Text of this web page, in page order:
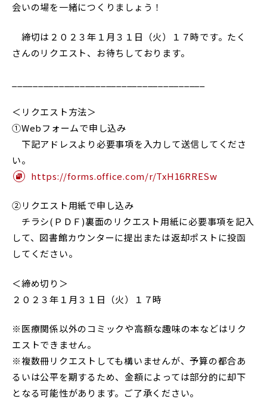
受験生の方へ 保護者の方へ
在学生の方へ 一般の方へ
お問い合わせ
アクセス
学内専用 ポータルサイト
Glexa
ENGLISH
資料請求
イベント
イベント
会いの場を一緒につくりましょう！
締切は２０２３年１月３１日（火）１７時です。たく
さんのリクエスト、お待ちしております。
＜リクエスト方法＞
①Webフォームで申し込み
下記アドレスより必要事項を入力して送信してくださ
い。
https://forms.office.com/r/TxH16RRESw
②リクエスト用紙で申し込み
チラシ(ＰＤＦ)裏面のリクエスト用紙に必要事項を記入
して、図書館カウンターに提出または返却ポストに投函
してください。
＜締め切り＞
２０２３年１月３１日（火）１７時
※医療関係以外のコミックや高額な趣味の本などはリク
エストできません。
※複数冊リクエストしても構いませんが、予算の都合あ
るいは公平を期するため、金額によっては部分的に却下
となる可能性があります。ご了承ください。